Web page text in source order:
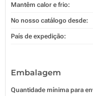
Mantêm calor e frio:
No nosso catálogo desde:
País de expedição:
Embalagem
Quantidade mínima para